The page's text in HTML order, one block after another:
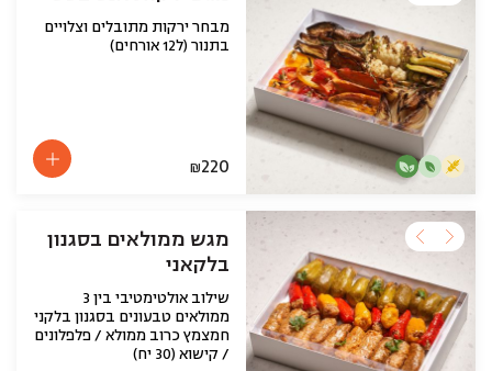
מבחר ירקות מתובלים וצלויים
בתנור (ל12 אורחים)
₪220
מגש ממולאים בסגנון
בלקאני
שילוב אולטימטיבי בין 3
ממולאים טבעונים בסגנון בלקני
חמצמץ כרוב ממולא / פלפלונים
/ קישוא (30 יח)